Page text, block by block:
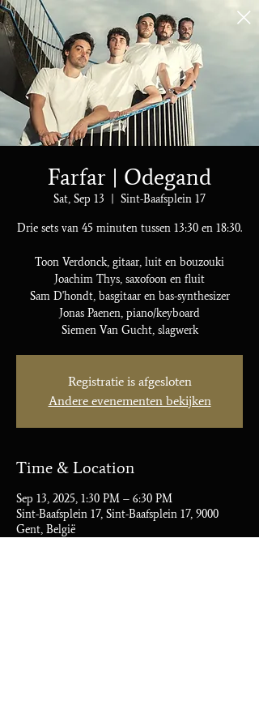
Farfar | Odegand
Sat, Sep 13 Sint-Baafsplein 17
Drie sets van 45 minuten tussen 13:30 en 18:30.
Toon Verdonck, gitaar, luit en bouzouki
Joachim Thys, saxofoon en fluit
Sam D'hondt, basgitaar en bas-synthesizer
Jonas Paenen, piano/keyboard
Siemen Van Gucht, slagwerk
Registratie is afgesloten
Andere evenementen bekijken
Time & Location
Sep 13, 2025, 1:30 PM – 6:30 PM
Sint-Baafsplein 17, Sint-Baafsplein 17, 9000
Gent, België